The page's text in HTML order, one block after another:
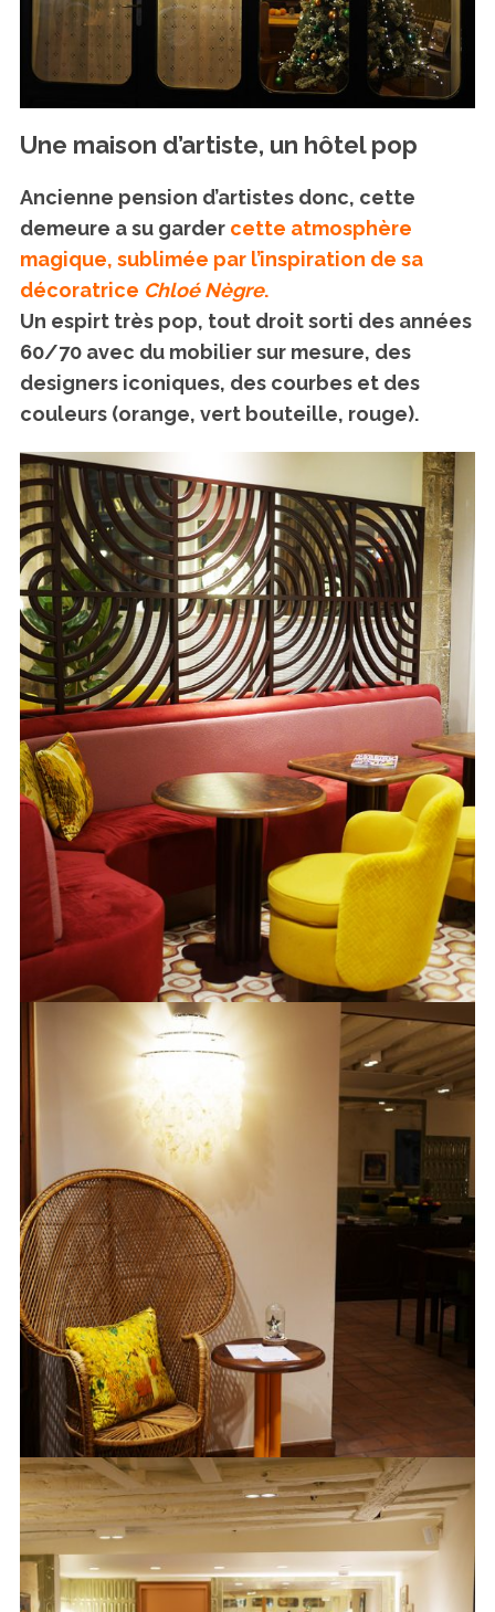
Une maison d’artiste, un hôtel pop
Ancienne pension d’artistes donc, cette
demeure a su gardercette atmosphère
magique, sublimée par l’inspiration de sa
décoratrice Chloé Nègre.
Un espirt très pop, tout droit sorti des années
60/70 avec du mobilier sur mesure, des
designers iconiques, des courbes et des
couleurs (orange, vert bouteille, rouge).